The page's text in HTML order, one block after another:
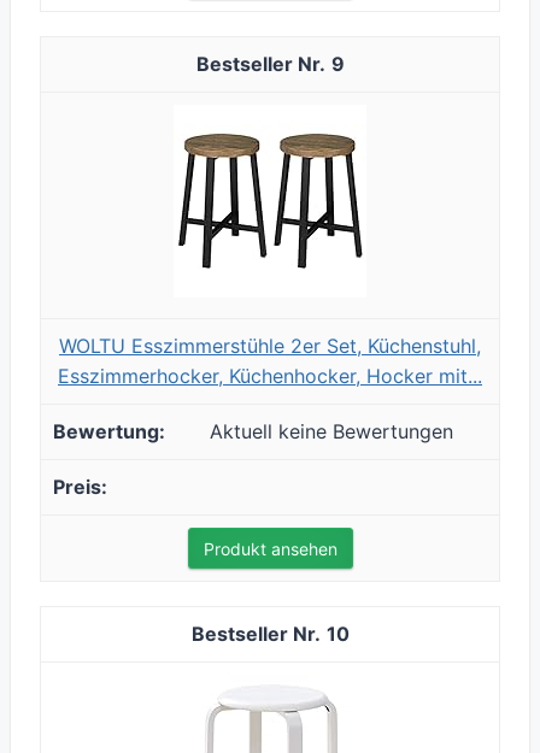
9
WOLTU Esszimmerstühle 2er Set, Küchenstuhl,
Esszimmerhocker, Küchenhocker, Hocker mit...
Aktuell keine Bewertungen
Produkt ansehen
10